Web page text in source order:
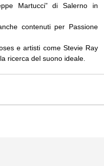
Martucci” di Salerno in
contenuti per Passione
e artisti come Stevie Ray
ricerca del suono ideale.